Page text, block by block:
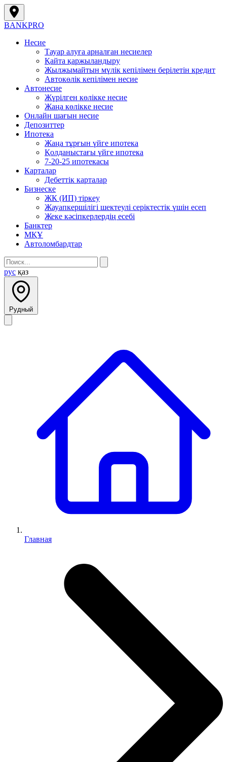
BANKPRO
Несие
Тауар алуға арналған несиелер
Қайта қаржыландыру
Жылжымайтын мүлік кепілімен берілетін кредит
Автокөлік кепілімен несие
Автонесие
Жүрілген көлікке несие
Жаңа көлікке несие
Онлайн шағын несие
Депозиттер
Ипотека
Жаңа тұрғын үйге ипотека
Қолданыстағы үйге ипотека
7-20-25 ипотекасы
Карталар
Дебеттік карталар
Бизнеске
ЖК (ИП) тіркеу
Жауапкершілігі шектеулі серіктестік үшін есеп
Жеке кәсіпкерлердің есебі
Банктер
МҚҰ
Автоломбардтар
рус қаз
Рудный
Главная